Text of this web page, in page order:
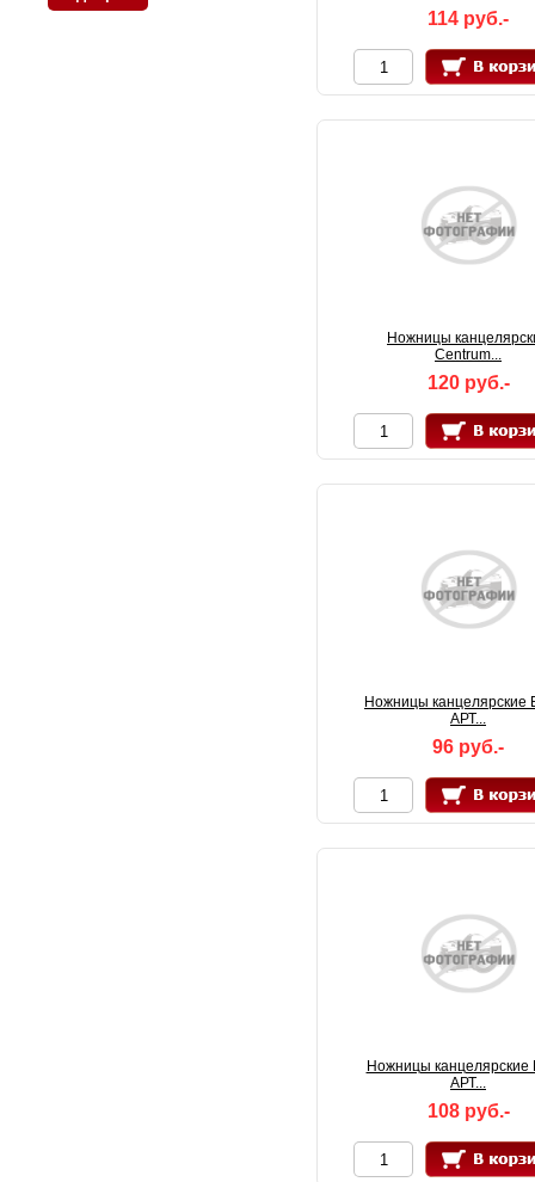
114 руб.-
Ножницы
Centrum...
120 руб.-
Ножницы канцелярские
АРТ...
96 руб.-
Ножницы канцелярские
АРТ...
108 руб.-